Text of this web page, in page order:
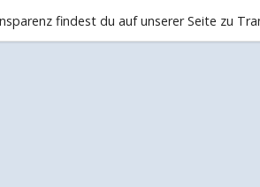
findest du auf unserer Seite zu